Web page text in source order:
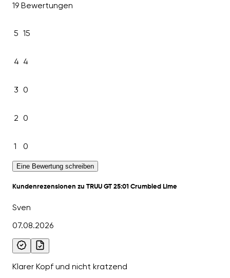
19 Bewertungen
5 15
4 4
3 0
2 0
1 0
Eine Bewertung schreiben
Kundenrezensionen zu TRUU GT 25:01 Crumbled Lime
Sven
07.08.2026
Klarer Kopf und nicht kratzend